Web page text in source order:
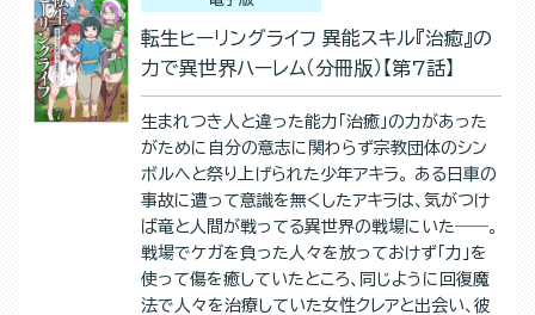
転生ヒーリングライフ 異能スキル『治癒』の
力で異世界ハーレム（分冊版）【第7話】
生まれつき人と違った能力「治癒」の力があった
がために自分の意志に関わらず宗教団体のシン
ボルへと祭り上げられた少年アキラ。 ある日車の
事故に遭って意識を無くしたアキラは、気がつけ
ば竜と人間が戦ってる異世界の戦場にいた――。
戦場でケガを負った人々を放っておけず「力」を
使って傷を癒していたところ、同じように回復魔
法で人々を治療していた女性クレアと出会い、彼